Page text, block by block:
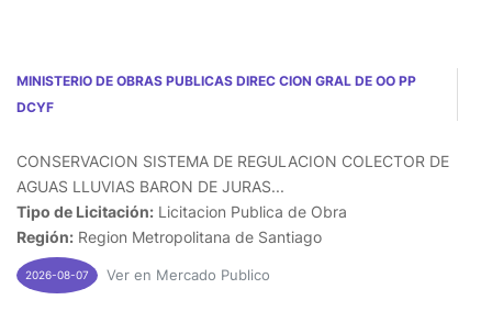
MINISTERIO DE OBRAS PUBLICAS DIREC CION GRAL DE OO PP
DCYF
CONSERVACION SISTEMA DE REGULACION COLECTOR DE
AGUAS LLUVIAS BARON DE JURAS...
Tipo de Licitación: Licitacion Publica de Obra
Región: Region Metropolitana de Santiago
2026-08-07 Ver en Mercado Publico